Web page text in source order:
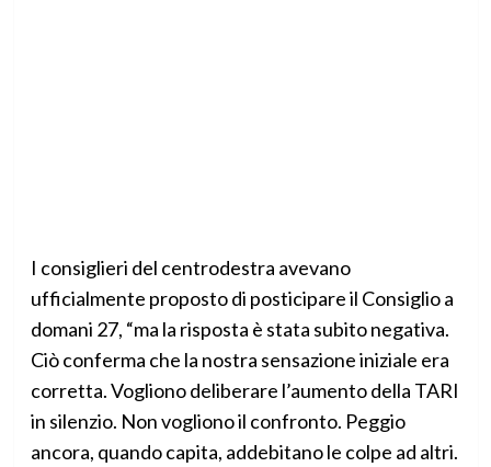
I consiglieri del centrodestra avevano
ufficialmente proposto di posticipare il Consiglio a
domani 27, “ma la risposta è stata subito negativa.
Ciò conferma che la nostra sensazione iniziale era
corretta. Vogliono deliberare l’aumento della TARI
in silenzio. Non vogliono il confronto. Peggio
ancora, quando capita, addebitano le colpe ad altri.